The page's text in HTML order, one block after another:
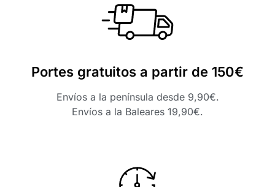
Portes gratuitos a partir de 150€
Envíos a la península desde 9,90€.
Envíos a la Baleares 19,90€.